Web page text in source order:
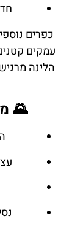
כפרים
עמקים
הלינה
🌄